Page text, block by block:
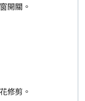
開關。
修剪。